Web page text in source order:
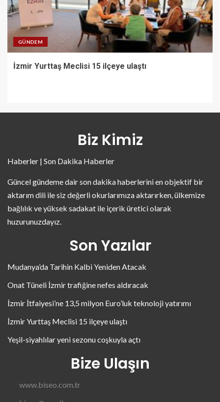
GÜNDEM
İzmir Yurttaş Meclisi 15 ilçeye ulaştı
Biz Kimiz
Haberler | Son Dakika Haberler
Güncel gündeme dair son dakika haberlerini en objektif bir
aktarım dili ile siz değerli okurlarımıza aktarırken, ülkemize
bağlılık ve yüksek sadakat ile içerik üretici olarak
huzurunuzdayız.
Son Yazılar
Mudanya’da Tarihin Kalbi Yeniden Atacak
Onat Tüneli İzmir trafiğine nefes aldıracak
İzmir İtfaiyesi’ne 13,5 milyon Euro’luk teknoloji yatırımı
İzmir Yurttaş Meclisi 15 ilçeye ulaştı
Yeşil-siyahlılar yeni sezonu coşkuyla açtı
Bize Ulaşın
www.biseo.com.tr